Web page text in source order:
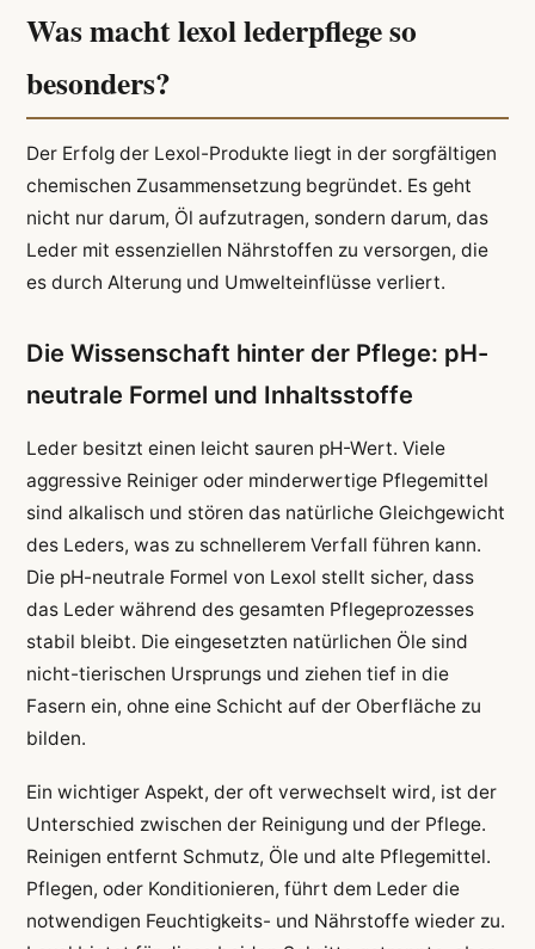
Was macht lexol lederpflege so
besonders?
Der Erfolg der Lexol-Produkte liegt in der sorgfältigen
chemischen Zusammensetzung begründet. Es geht
nicht nur darum, Öl aufzutragen, sondern darum, das
Leder mit essenziellen Nährstoffen zu versorgen, die
es durch Alterung und Umwelteinflüsse verliert.
Die Wissenschaft hinter der Pflege: pH-
neutrale Formel und Inhaltsstoffe
Leder besitzt einen leicht sauren pH-Wert. Viele
aggressive Reiniger oder minderwertige Pflegemittel
sind alkalisch und stören das natürliche Gleichgewicht
des Leders, was zu schnellerem Verfall führen kann.
Die pH-neutrale Formel von Lexol stellt sicher, dass
das Leder während des gesamten Pflegeprozesses
stabil bleibt. Die eingesetzten natürlichen Öle sind
nicht-tierischen Ursprungs und ziehen tief in die
Fasern ein, ohne eine Schicht auf der Oberfläche zu
bilden.
Ein wichtiger Aspekt, der oft verwechselt wird, ist der
Unterschied zwischen der Reinigung und der Pflege.
Reinigen entfernt Schmutz, Öle und alte Pflegemittel.
Pflegen, oder Konditionieren, führt dem Leder die
notwendigen Feuchtigkeits- und Nährstoffe wieder zu.